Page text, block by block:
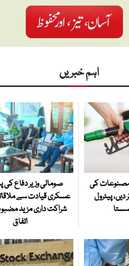
اہم خبریں
مصنوعات کی
پیٹرول
صومالی وزیر دفاع کی
عسکری قیادت سے
شراکت داری مزید
اتفاق